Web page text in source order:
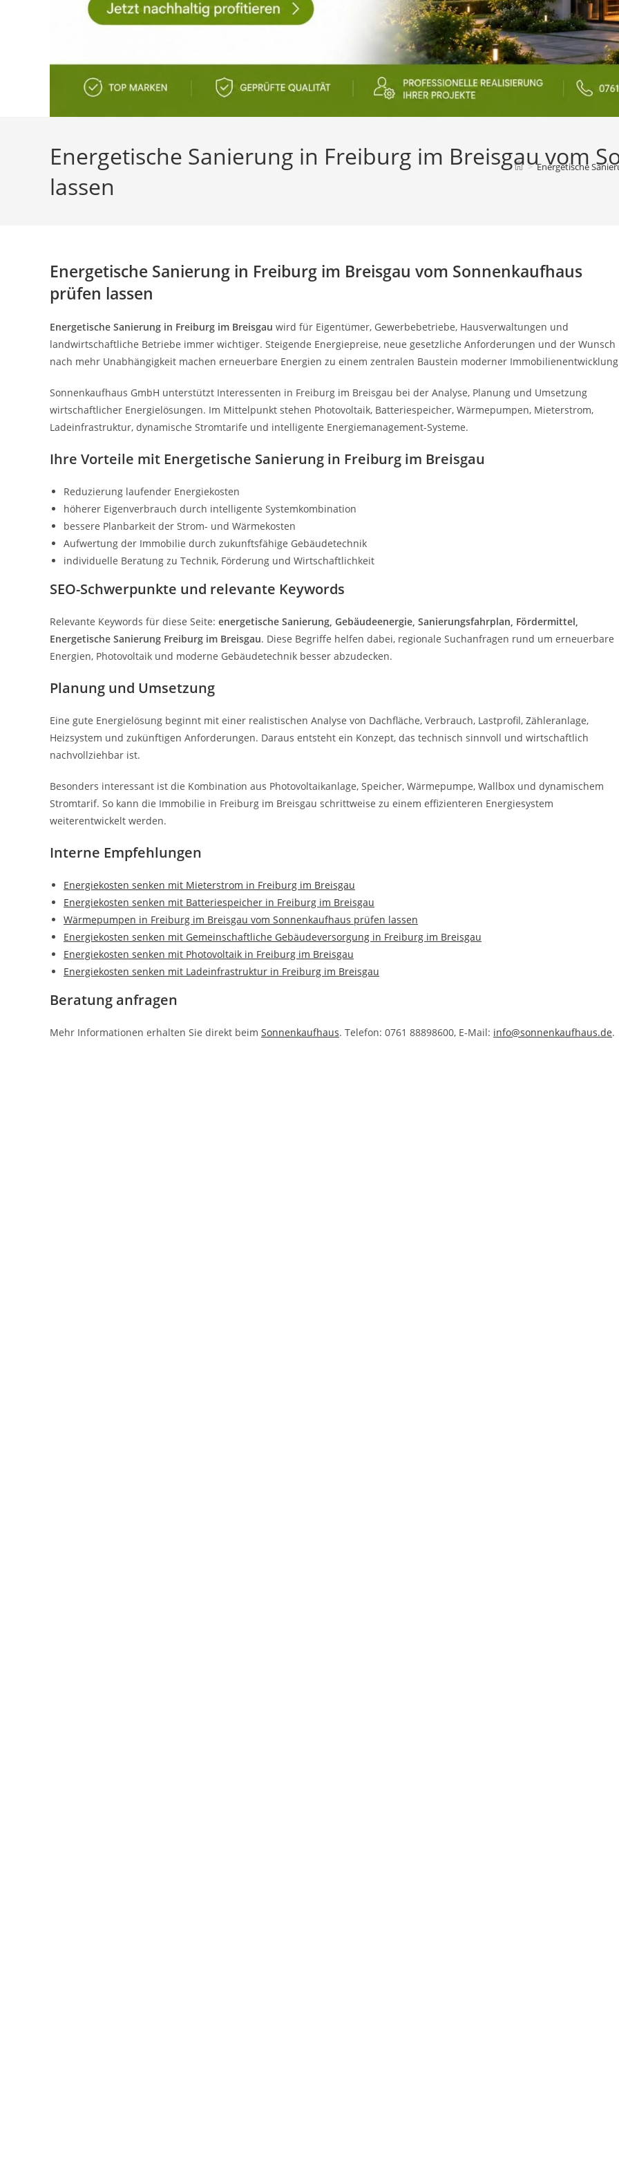
Energetische Sanierung in Freiburg im Breisgau vom
lassen
> Energetische
Energetische Sanierung in Freiburg im Breisgau vom Sonnenkaufhaus
prüfen lassen
Energetische Sanierung in Freiburg im Breisgau wird für Eigentümer, Gewerbebetriebe, Hausverwaltungen und
landwirtschaftliche Betriebe immer wichtiger. Steigende Energiepreise, neue gesetzliche Anforderungen und der Wunsch
nach mehr Unabhängigkeit machen erneuerbare Energien zu einem zentralen Baustein moderner
Sonnenkaufhaus GmbH unterstützt Interessenten in Freiburg im Breisgau bei der Analyse, Planung und Umsetzung
wirtschaftlicher Energielösungen. Im Mittelpunkt stehen Photovoltaik, Batteriespeicher, Wärmepumpen, Mieterstrom,
Ladeinfrastruktur, dynamische Stromtarife und intelligente Energiemanagement-Systeme.
Ihre Vorteile mit Energetische Sanierung in Freiburg im Breisgau
Reduzierung laufender Energiekosten
höherer Eigenverbrauch durch intelligente Systemkombination
bessere Planbarkeit der Strom- und Wärmekosten
Aufwertung der Immobilie durch zukunftsfähige Gebäudetechnik
individuelle Beratung zu Technik, Förderung und Wirtschaftlichkeit
SEO-Schwerpunkte und relevante Keywords
Relevante Keywords für diese Seite: energetische Sanierung, Gebäudeenergie, Sanierungsfahrplan, Fördermittel,
Energetische Sanierung Freiburg im Breisgau. Diese Begriffe helfen dabei, regionale Suchanfragen rund um erneuerbare
Energien, Photovoltaik und moderne Gebäudetechnik besser abzudecken.
Planung und Umsetzung
Eine gute Energielösung beginnt mit einer realistischen Analyse von Dachfläche, Verbrauch, Lastprofil, Zähleranlage,
Heizsystem und zukünftigen Anforderungen. Daraus entsteht ein Konzept, das technisch sinnvoll und wirtschaftlich
nachvollziehbar ist.
Besonders interessant ist die Kombination aus Photovoltaikanlage, Speicher, Wärmepumpe, Wallbox und dynamischem
Stromtarif. So kann die Immobilie in Freiburg im Breisgau schrittweise zu einem effizienteren Energiesystem
weiterentwickelt werden.
Interne Empfehlungen
Energiekosten senken mit Mieterstrom in Freiburg im Breisgau
Energiekosten senken mit Batteriespeicher in Freiburg im Breisgau
Wärmepumpen in Freiburg im Breisgau vom Sonnenkaufhaus prüfen lassen
Energiekosten senken mit Gemeinschaftliche Gebäudeversorgung in Freiburg im Breisgau
Energiekosten senken mit Photovoltaik in Freiburg im Breisgau
Energiekosten senken mit Ladeinfrastruktur in Freiburg im Breisgau
Beratung anfragen
Mehr Informationen erhalten Sie direkt beim Sonnenkaufhaus. Telefon: 0761 88898600, E-Mail: info@sonnenkaufhaus.de.